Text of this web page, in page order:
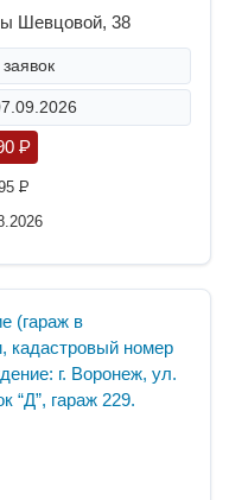
Шевцовой, 38
P
P